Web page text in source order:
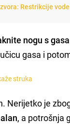
Restrikcije
nogu s
gasa i
struka
Nerijetko je
, a potrošnja